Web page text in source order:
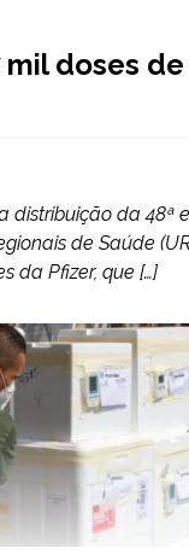
doses
da 48ª
de Saúde
da Pfizer, que […]